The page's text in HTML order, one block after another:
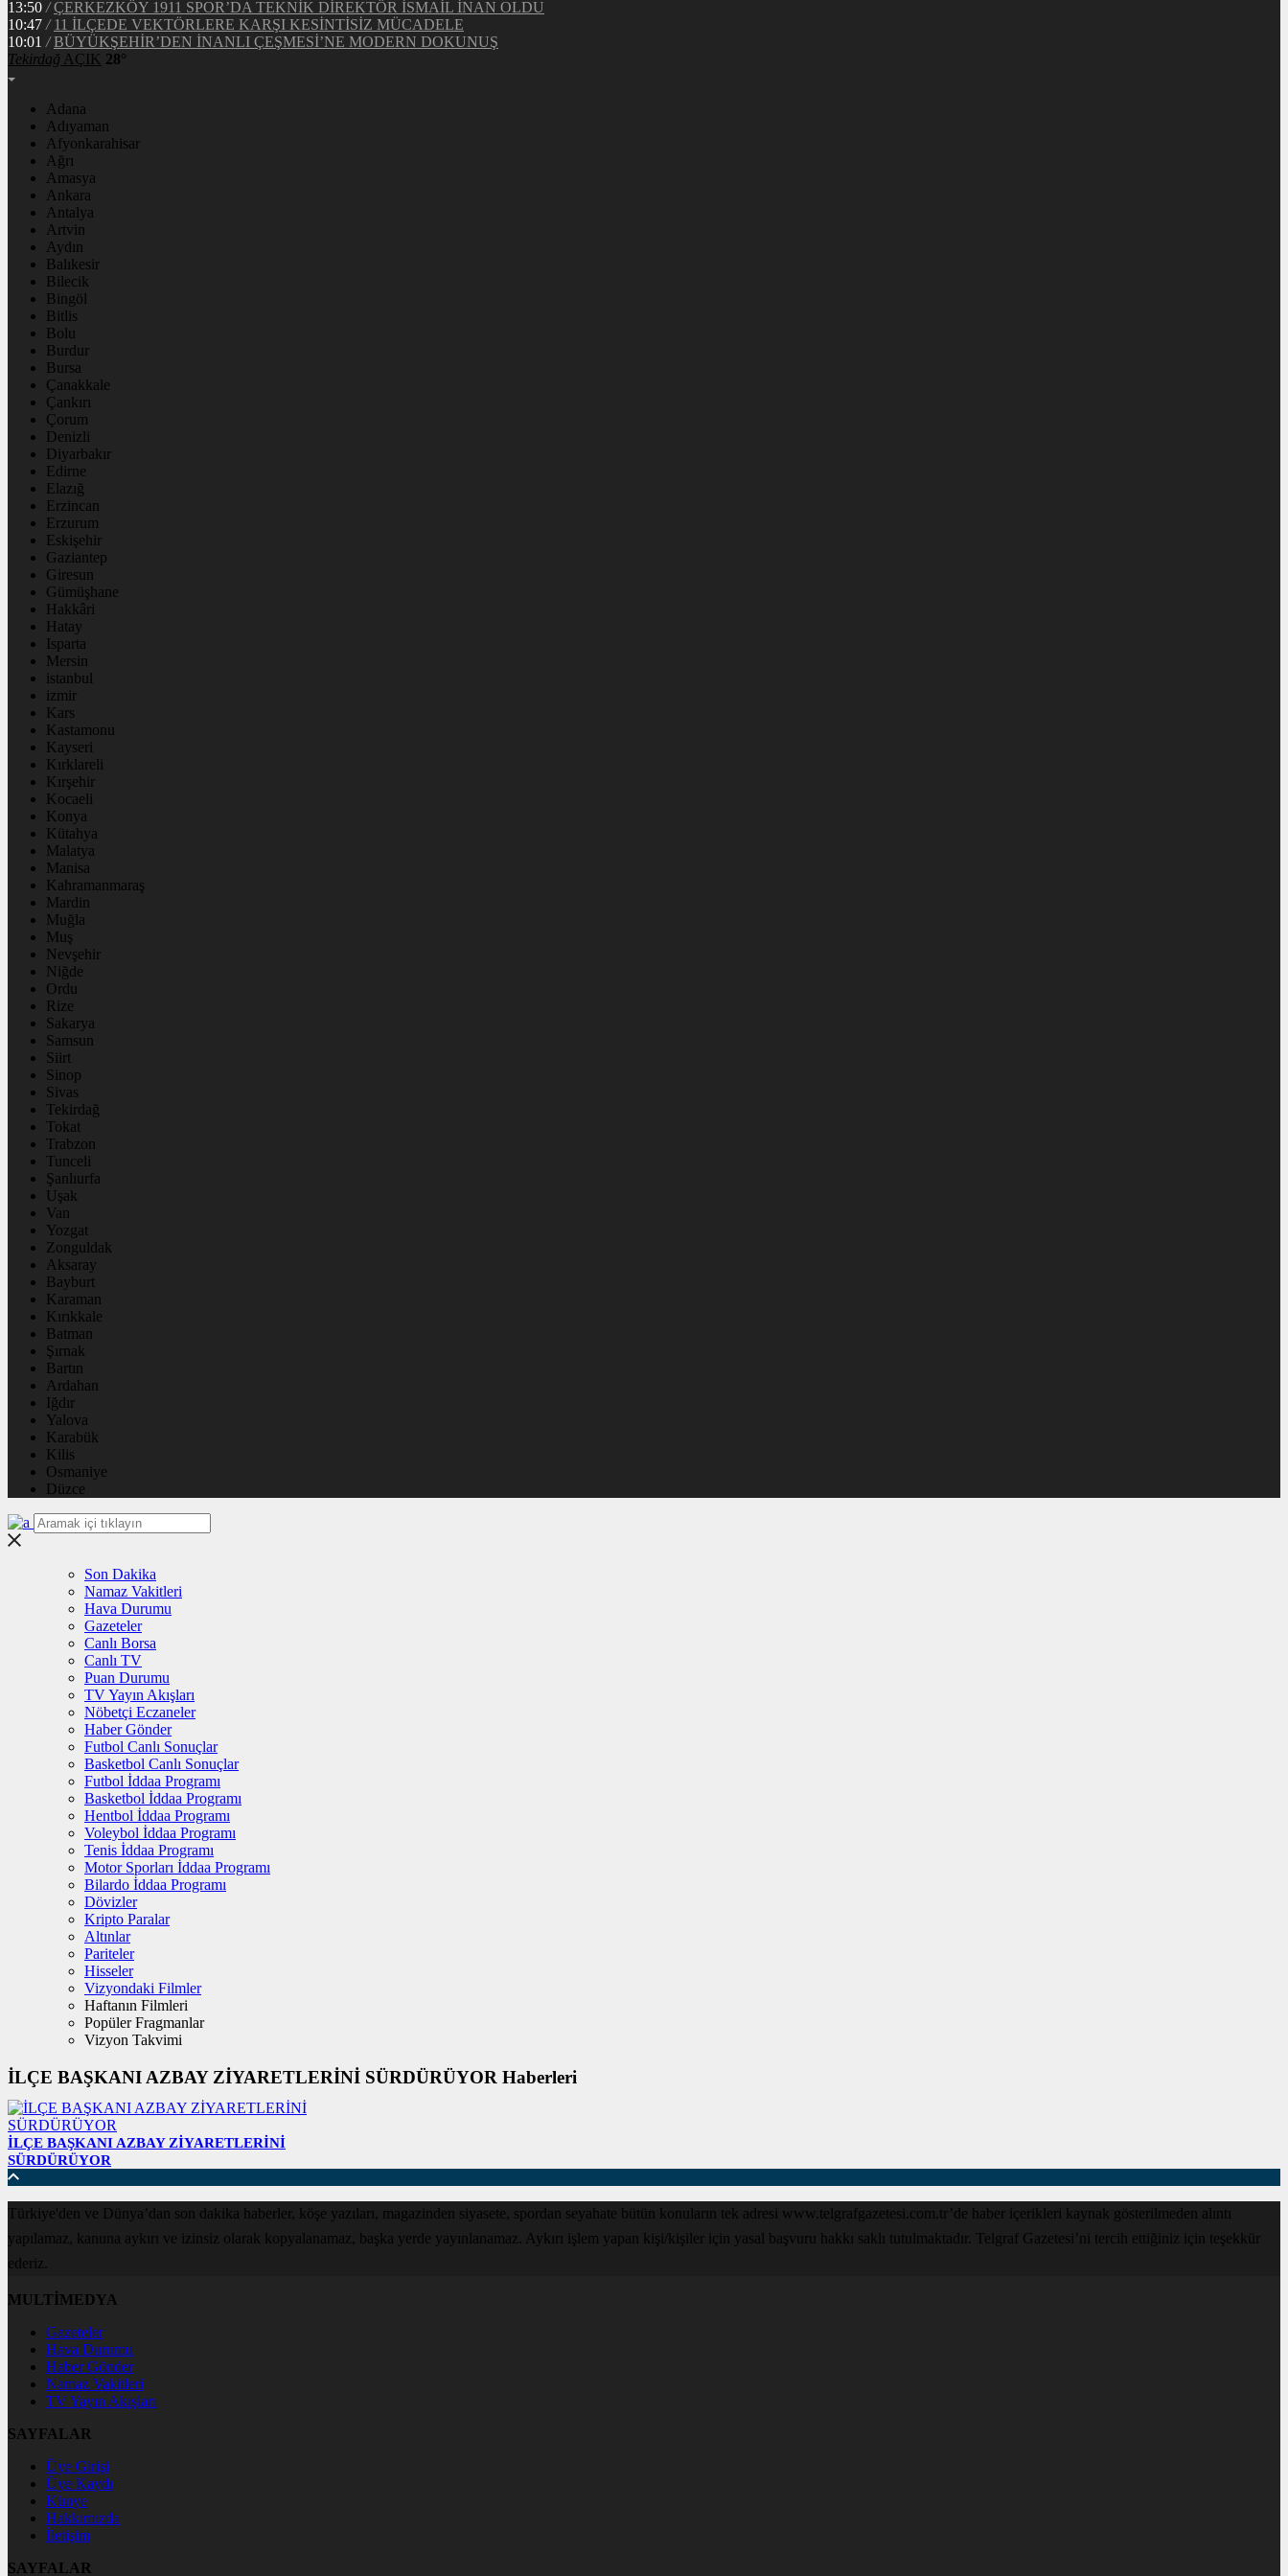
13:50 / ÇERKEZKÖY 1911 SPOR’DA TEKNİK DİREKTÖR İSMAİL İNAN OLDU
10:47 / 11 İLÇEDE VEKTÖRLERE KARŞI KESİNTİSİZ MÜCADELE
10:01 / BÜYÜKŞEHİR’DEN İNANLI ÇEŞMESİ’NE MODERN DOKUNUŞ
Tekirdağ AÇIK 28°
Adana
Adıyaman
Afyonkarahisar
Ağrı
Amasya
Ankara
Antalya
Artvin
Aydın
Balıkesir
Bilecik
Bingöl
Bitlis
Bolu
Burdur
Bursa
Çanakkale
Çankırı
Çorum
Denizli
Diyarbakır
Edirne
Elazığ
Erzincan
Erzurum
Eskişehir
Gaziantep
Giresun
Gümüşhane
Hakkâri
Hatay
Isparta
Mersin
istanbul
izmir
Kars
Kastamonu
Kayseri
Kırklareli
Kırşehir
Kocaeli
Konya
Kütahya
Malatya
Manisa
Kahramanmaraş
Mardin
Muğla
Muş
Nevşehir
Niğde
Ordu
Rize
Sakarya
Samsun
Siirt
Sinop
Sivas
Tekirdağ
Tokat
Trabzon
Tunceli
Şanlıurfa
Uşak
Van
Yozgat
Zonguldak
Aksaray
Bayburt
Karaman
Kırıkkale
Batman
Şırnak
Bartın
Ardahan
Iğdır
Yalova
Karabük
Kilis
Osmaniye
Düzce
Son Dakika
Namaz Vakitleri
Hava Durumu
Gazeteler
Canlı Borsa
Canlı TV
Puan Durumu
TV Yayın Akışları
Nöbetçi Eczaneler
Haber Gönder
Futbol Canlı Sonuçlar
Basketbol Canlı Sonuçlar
Futbol İddaa Programı
Basketbol İddaa Programı
Hentbol İddaa Programı
Voleybol İddaa Programı
Tenis İddaa Programı
Motor Sporları İddaa Programı
Bilardo İddaa Programı
Dövizler
Kripto Paralar
Altınlar
Pariteler
Hisseler
Vizyondaki Filmler
Haftanın Filmleri
Popüler Fragmanlar
Vizyon Takvimi
İLÇE BAŞKANI AZBAY ZİYARETLERİNİ SÜRDÜRÜYOR Haberleri
İLÇE BAŞKANI AZBAY ZİYARETLERİNİ
SÜRDÜRÜYOR
Türkiye'den ve Dünya’dan son dakika haberler, köşe yazıları, magazinden siyasete, spordan seyahate bütün konuların tek adresi www.telgrafgazetesi.com.tr’de haber içerikleri kaynak gösterilmeden alıntı
yapılamaz, kanuna aykırı ve izinsiz olarak kopyalanamaz, başka yerde yayınlanamaz. Aykırı işlem yapan kişi/kişiler için yasal başvuru hakkı saklı tutulmaktadır. Telgraf Gazetesi’ni tercih ettiğiniz için teşekkür
ederiz.
MULTİMEDYA
Gazeteler
Hava Durumu
Haber Gönder
Namaz Vakitleri
TV Yayın Akışları
SAYFALAR
Üye Girişi
Üye Kaydı
Künye
Hakkımızda
İletişim
SAYFALAR